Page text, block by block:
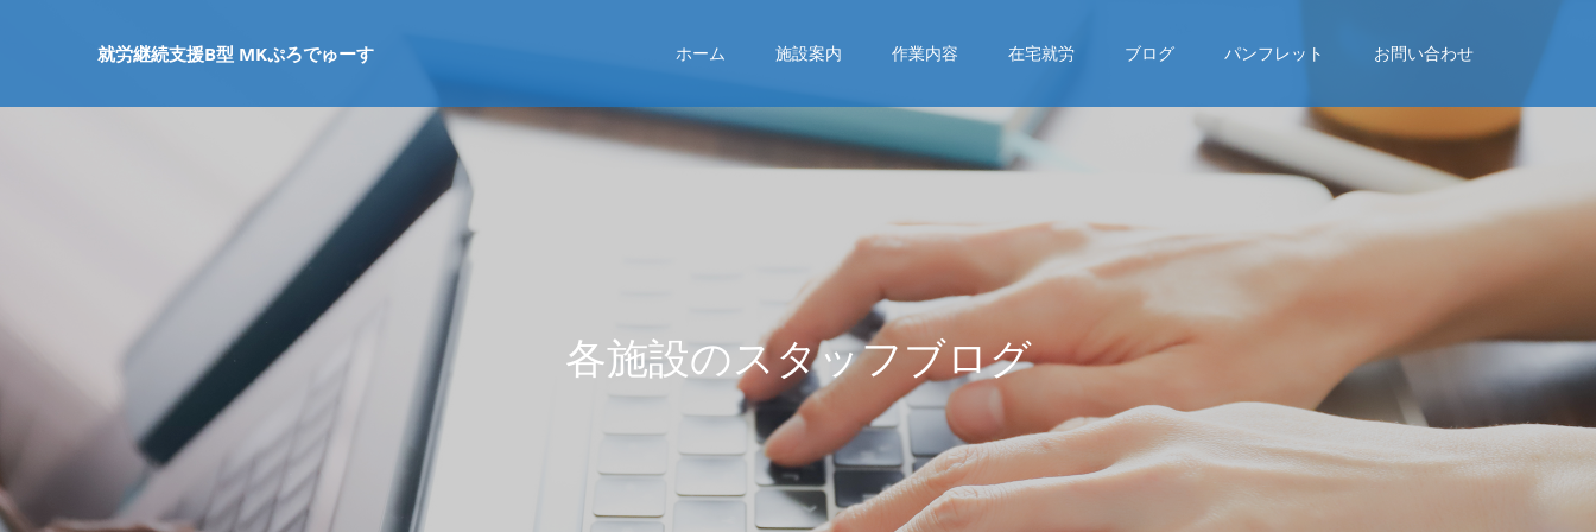
就労継続支援B型 MKぷろでゅーす ホーム 施設案内 作業内容 在宅就労 ブログ パンフレット お問い合わせ
各施設のスタッフブログ